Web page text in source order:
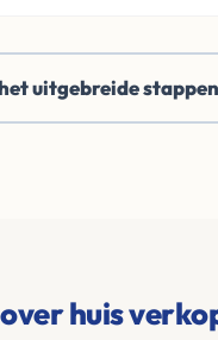
uitgebreide
huis